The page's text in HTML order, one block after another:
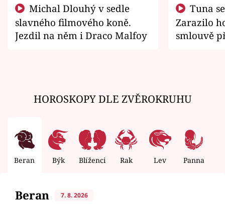
slavného filmového koně.
Jezdil na něm i Draco Malfoy
Zarazilo
smlouvě
HOROSKOPY DLE ZVĚROKRUHU
Beran Býk Blíženci Rak Lev Panna
Beran 7. 8. 2026